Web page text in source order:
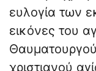
ευλογία των
εικόνες του
χριστιανού